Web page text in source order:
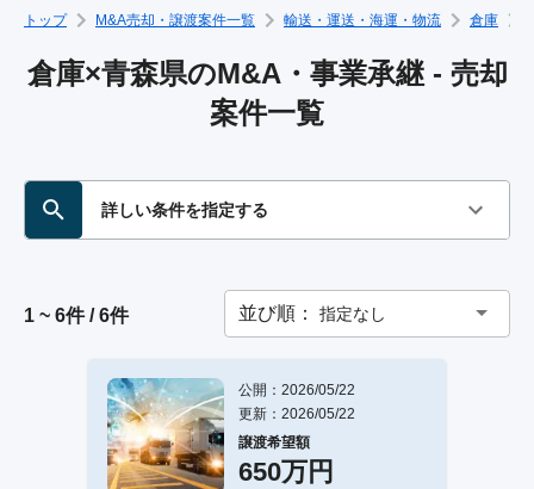
M&A専門家の方へ
トップ M&A売却・譲渡案件一覧 輸送・運送・海運・物流 倉庫
倉庫×青森県のM&A・事業承継 - 売却
案件一覧
詳しい条件を指定する
1 ~ 6件 / 6件 並び順： 指定なし
公開：2026/05/22
更新：2026/05/22
譲渡希望額
650万円